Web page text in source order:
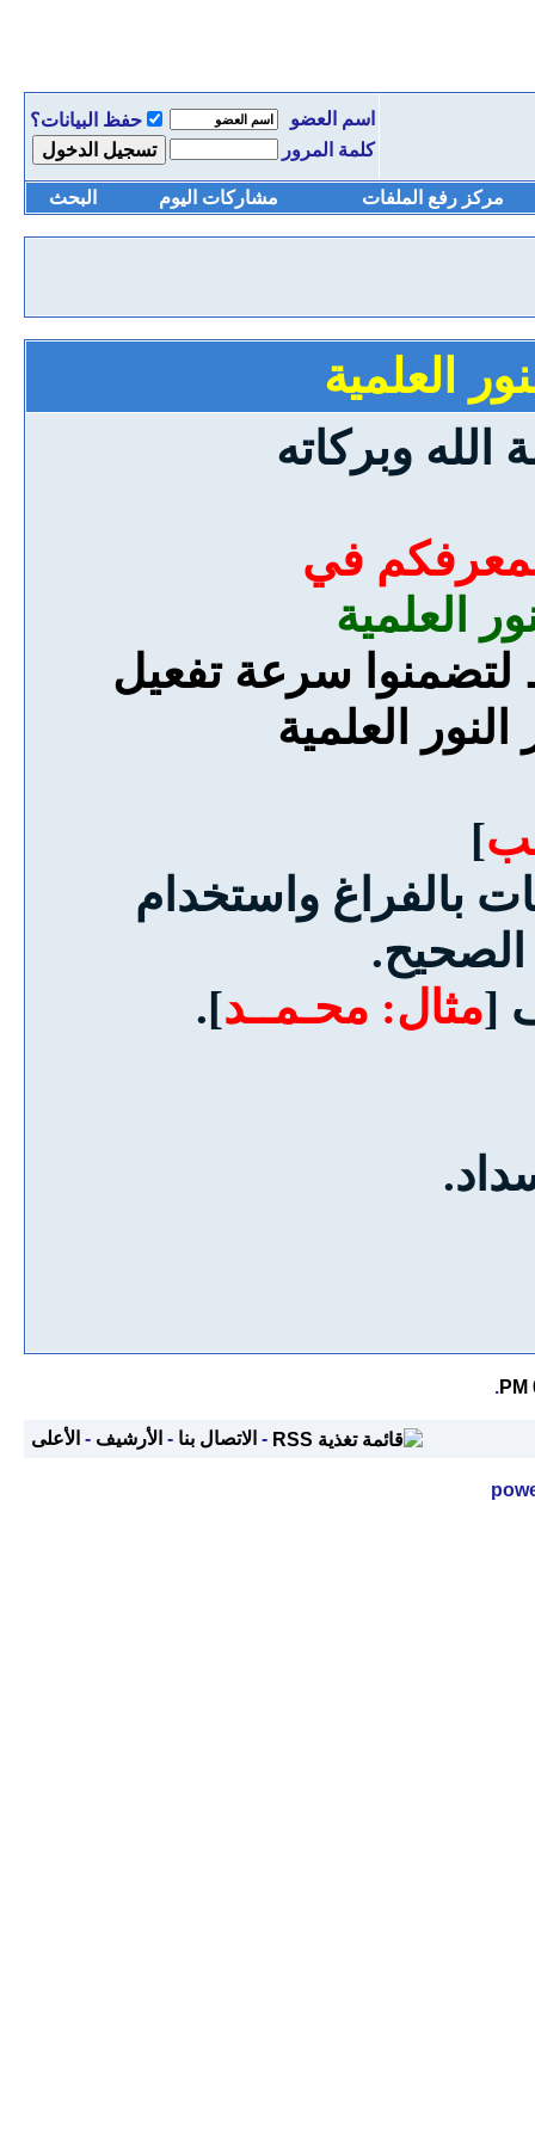
اسم العضو
حفظ البيانات؟
كلمة المرور
مركز رفع الملفات مشاركات اليوم البحث
العلمية
وبركاته
في
العلمية
لتضمنوا سرعة تفعيل
العلمية
]
بالفراغ واستخدام
مثال: محـمــد].
.
- الاتصال بنا - الأرشيف - الأعلى